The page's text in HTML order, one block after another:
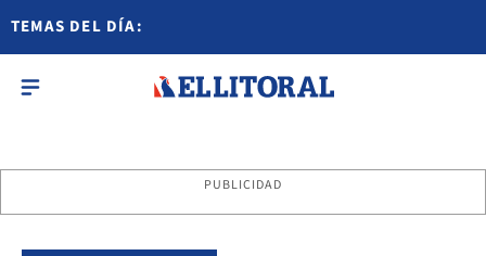
TEMAS DEL DÍA:
PUBLICIDAD